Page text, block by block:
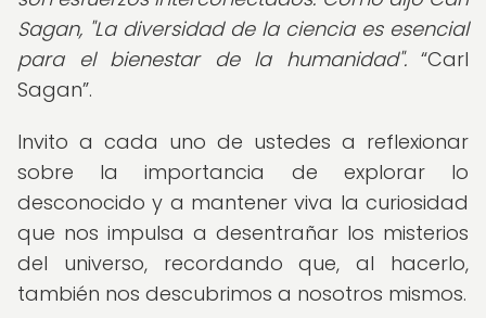
Sagan, "La diversidad de la ciencia es esencial
para el bienestar de la humanidad".
Carl
Sagan .
Invito a cada uno de ustedes a reflexionar
sobre la importancia de explorar lo
desconocido y a mantener viva la curiosidad
que nos impulsa a desentrañar los misterios
del universo, recordando que, al hacerlo,
también nos descubrimos a nosotros mismos.